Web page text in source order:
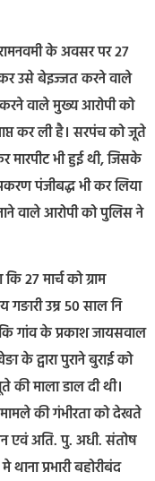
रामनवमी के अवसर पर 27
उसे बेइज्जत करने वाले
वाले मुख्य आरोपी को
कर ली है। सरपंच को जूते
मारपीट भी हुई थी, जिसके
पंजीबद्ध भी कर लिया
वाले आरोपी को पुलिस ने
27 मार्च को ग्राम
उम्र 50 साल नि
कि गांव के प्रकाश जायसवाल
के द्वारा पुराने बुराई को
माला डाल दी थी।
की गंभीरता को देखते
एवं अति. पु. अधी. संतोष
प्रभारी बहोरीबंद